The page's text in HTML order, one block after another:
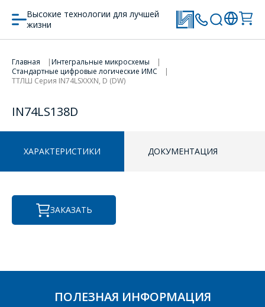
Высокие технологии для лучшей
жизни
Главная
Интегральные микросхемы
Стандартные цифровые логические ИМС
ТТЛШ Серия IN74LSXXXN, D (DW)
IN74LS138D
ХАРАКТЕРИСТИКИ ДОКУМЕНТАЦИЯ
ЗАКАЗАТЬ
ПЕРЕЙТИ В КОРЗИНУ
ПРОДОЛЖИТЬ ПОКУПКИ
ПЕРЕЙТИ В КОРЗИНУ
ПРОДОЛЖИТЬ ПОКУПКИ
ПОЛЕЗНАЯ ИНФОРМАЦИЯ
ОФОРМИТЬ ЗАКАЗ
для юридических лиц
и ИП.
Продажи физическим
интересующее Вас
ЗАДАТЬ ВОПРОС
ВАШИ